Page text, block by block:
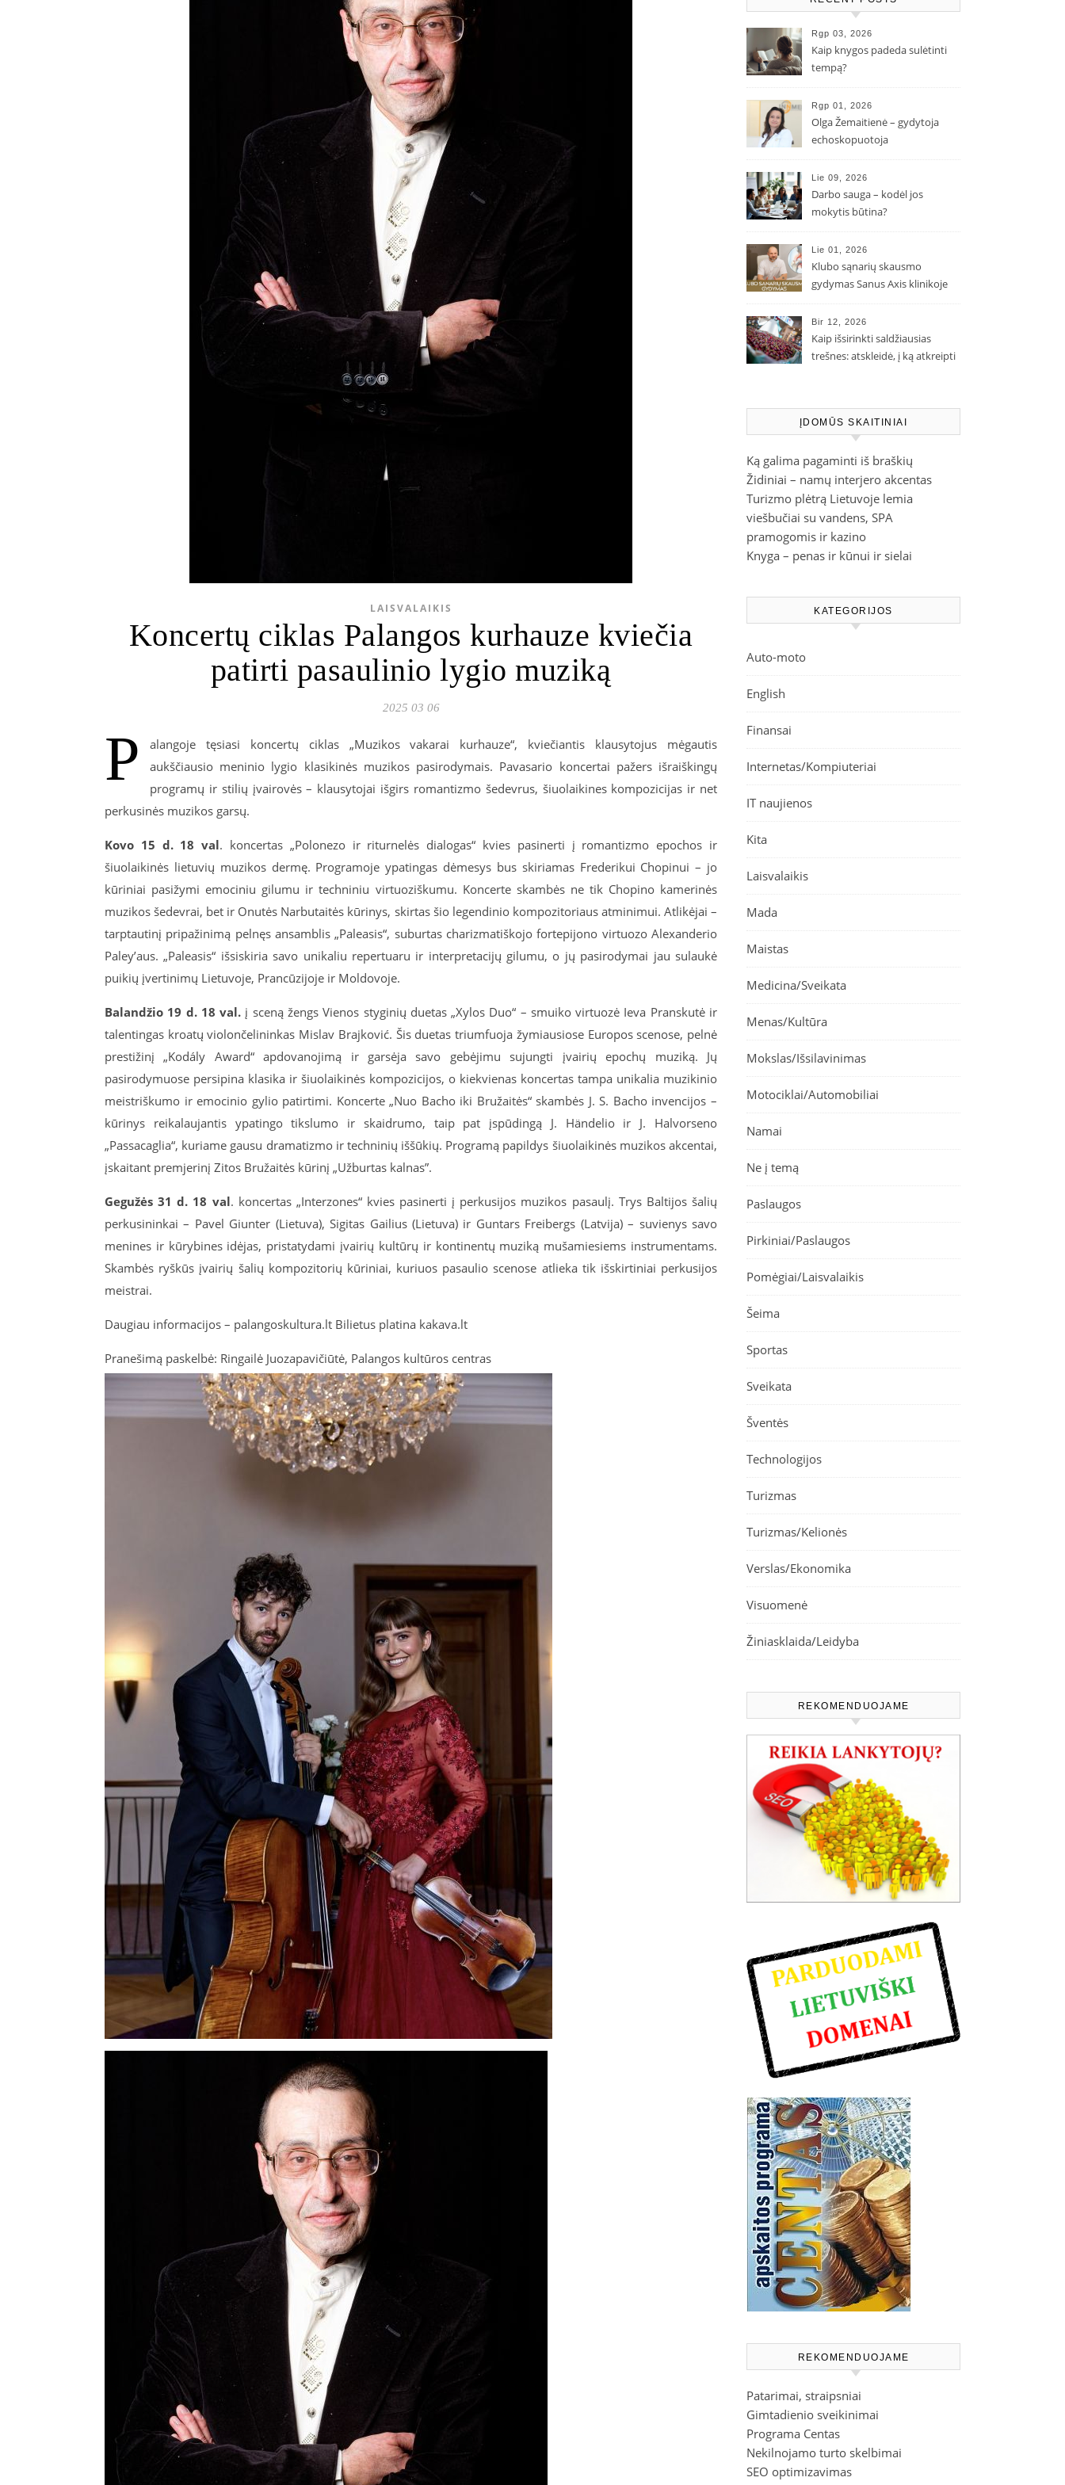
LAISVALAIKIS
Koncertų ciklas Palangos kurhauze kviečia
patirti pasaulinio lygio muziką
2025 03 06
P
alangoje tęsiasi koncertų ciklas „Muzikos vakarai kurhauze“, kviečiantis klausytojus mėgautis
aukščiausio meninio lygio klasikinės muzikos pasirodymais. Pavasario koncertai pažers išraiškingų
programų ir stilių įvairovės – klausytojai išgirs romantizmo šedevrus, šiuolaikines kompozicijas ir net
perkusinės muzikos garsų.
Kovo 15 d. 18 val. koncertas „Polonezo ir riturnelės dialogas“ kvies pasinerti į romantizmo epochos ir
šiuolaikinės lietuvių muzikos dermę. Programoje ypatingas dėmesys bus skiriamas Frederikui Chopinui – jo
kūriniai pasižymi emociniu gilumu ir techniniu virtuoziškumu. Koncerte skambės ne tik Chopino kamerinės
muzikos šedevrai, bet ir Onutės Narbutaitės kūrinys, skirtas šio legendinio kompozitoriaus atminimui. Atlikėjai –
tarptautinį pripažinimą pelnęs ansamblis „Paleasis“, suburtas charizmatiškojo fortepijono virtuozo Alexanderio
Paley’aus. „Paleasis“ išsiskiria savo unikaliu repertuaru ir interpretacijų gilumu, o jų pasirodymai jau sulaukė
puikių įvertinimų Lietuvoje, Prancūzijoje ir Moldovoje.
Balandžio 19 d. 18 val. į sceną žengs Vienos styginių duetas „Xylos Duo“ – smuiko virtuozė Ieva Pranskutė ir
talentingas kroatų violončelininkas Mislav Brajković. Šis duetas triumfuoja žymiausiose Europos scenose, pelnė
prestižinį „Kodály Award“ apdovanojimą ir garsėja savo gebėjimu sujungti įvairių epochų muziką. Jų
pasirodymuose persipina klasika ir šiuolaikinės kompozicijos, o kiekvienas koncertas tampa unikalia muzikinio
meistriškumo ir emocinio gylio patirtimi. Koncerte „Nuo Bacho iki Bružaitės“ skambės J. S. Bacho invencijos –
kūrinys reikalaujantis ypatingo tikslumo ir skaidrumo, taip pat įspūdingą J. Händelio ir J. Halvorseno
„Passacaglia“, kuriame gausu dramatizmo ir techninių iššūkių. Programą papildys šiuolaikinės muzikos akcentai,
įskaitant premjerinį Zitos Bružaitės kūrinį „Užburtas kalnas”.
Gegužės 31 d. 18 val. koncertas „Interzones“ kvies pasinerti į perkusijos muzikos pasaulį. Trys Baltijos šalių
perkusininkai – Pavel Giunter (Lietuva), Sigitas Gailius (Lietuva) ir Guntars Freibergs (Latvija) – suvienys savo
menines ir kūrybines idėjas, pristatydami įvairių kultūrų ir kontinentų muziką mušamiesiems instrumentams.
Skambės ryškūs įvairių šalių kompozitorių kūriniai, kuriuos pasaulio scenose atlieka tik išskirtiniai perkusijos
meistrai.
Daugiau informacijos – palangoskultura.lt Bilietus platina kakava.lt
Pranešimą paskelbė: Ringailė Juozapavičiūtė, Palangos kultūros centras
Rgp 03, 2026
Kaip knygos padeda sulėtinti
tempą?
Rgp 01, 2026
Olga Žemaitienė – gydytoja
echoskopuotoja
Lie 09, 2026
Darbo sauga – kodėl jos
mokytis būtina?
Lie 01, 2026
Klubo sąnarių skausmo
gydymas Sanus Axis klinikoje
Bir 12, 2026
Kaip išsirinkti saldžiausias
trešnes: atskleidė, į ką atkreipti
ĮDOMŪS SKAITINIAI
Ką galima pagaminti iš braškių
Židiniai – namų interjero akcentas
Turizmo plėtrą Lietuvoje lemia
viešbučiai su vandens, SPA
pramogomis ir kazino
Knyga – penas ir kūnui ir sielai
KATEGORIJOS
Auto-moto
English
Finansai
Internetas/Kompiuteriai
IT naujienos
Kita
Laisvalaikis
Mada
Maistas
Medicina/Sveikata
Menas/Kultūra
Mokslas/Išsilavinimas
Motociklai/Automobiliai
Namai
Ne į temą
Paslaugos
Pirkiniai/Paslaugos
Pomėgiai/Laisvalaikis
Šeima
Sportas
Sveikata
Šventės
Technologijos
Turizmas
Turizmas/Kelionės
Verslas/Ekonomika
Visuomenė
Žiniasklaida/Leidyba
REKOMENDUOJAME
REKOMENDUOJAME
Patarimai, straipsniai
Gimtadienio sveikinimai
Programa Centas
Nekilnojamo turto skelbimai
SEO optimizavimas